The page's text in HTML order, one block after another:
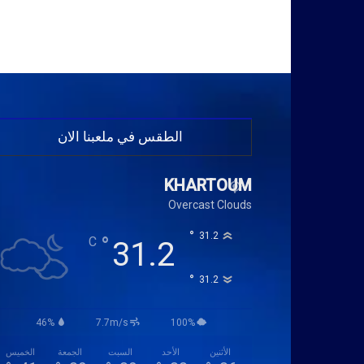
الطقس في ملعبنا الان
KHARTOUM
Overcast Clouds
31.2
°
C 31.2
°
31.2
°
46% 7.7m/s 100%
الخميس الجمعة السبت الأحد الأثنين